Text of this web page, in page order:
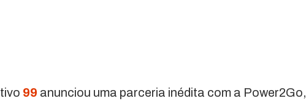
99 anunciou uma parceria inédita com a Power2Go,